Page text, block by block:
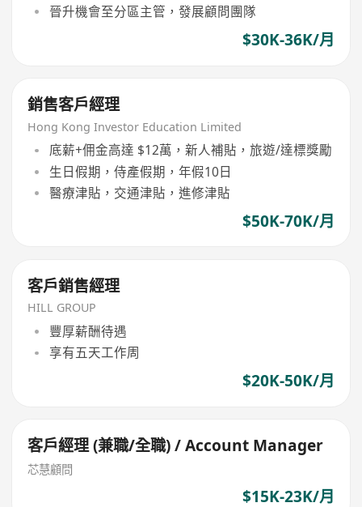
晉升機會至分區主管，發展顧問團隊
$30K-36K/月
銷售客戶經理
Hong Kong Investor Education Limited
底薪+佣金高達 $12萬，新人補貼，旅遊/達標獎勵
生日假期，侍產假期，年假10日
醫療津貼，交通津貼，進修津貼
$50K-70K/月
客戶銷售經理
HILL GROUP
豐厚薪酬待遇
享有五天工作周
$20K-50K/月
客戶經理 (兼職/全職) / Account Manager
芯慧顧問
$15K-23K/月